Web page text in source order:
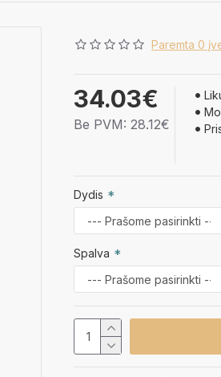
Paremta 0
34.03€
Be PVM: 28.12€
Dydis
Spalva